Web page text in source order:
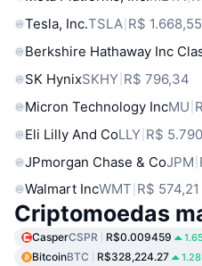
Tesla, Inc.TSLA R$ 1.668,55
Berkshire Hathaway Inc
SK HynixSKHY R$ 796,34
Micron Technology IncMU
Eli Lilly And CoLLY R$
JPmorgan Chase & CoJPM
Walmart IncWMT R$ 574,21
Criptomoedas
CasperCSPR R$0.009459
BitcoinBTC R$328,224.27